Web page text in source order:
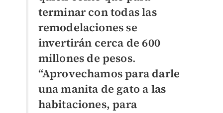
terminar con todas las
remodelaciones se
invertirán cerca de 600
millones de pesos.
“Aprovechamos para darle
una manita de gato a las
habitaciones, para